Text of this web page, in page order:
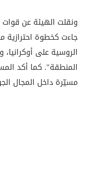
ونقلت الهيئة عن قوات
جاءت كخطوة احترازية
الروسية على
المنطقة". كما أكد
مسيّرة داخل المجال